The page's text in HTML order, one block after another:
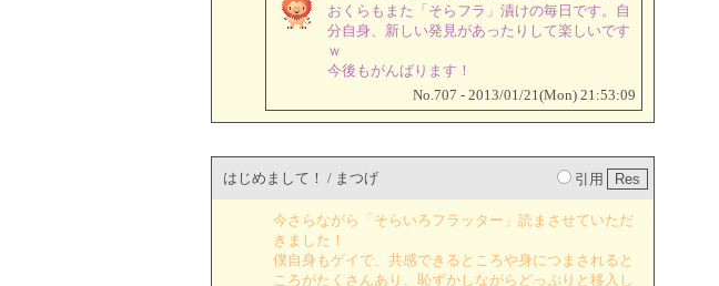
おくらもまた「そらフラ」漬けの毎日です。自
分自身、新しい発見があったりして楽しいです
ｗ
今後もがんばります！
No.707 - 2013/01/21(Mon) 21:53:09
はじめまして！ / まつげ 引用
今さらながら「そらいろフラッター」読まさせていただ
きました！
僕自身もゲイで、共感できるところや身につまされると
ころがたくさんあり、恥ずかしながらどっぷりと移入し